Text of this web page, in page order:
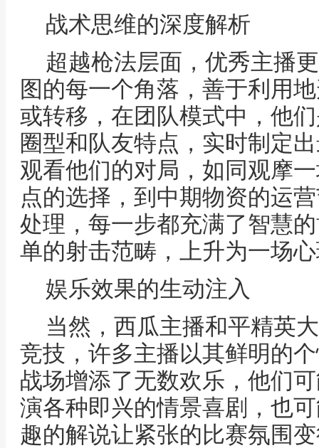
战术思维的深度解析
超越枪法层面，优秀主播
图的每一个角落，善于利用
或转移，在团队模式中，他
圈型和队友特点，实时制定
观看他们的对局，如同观摩
点的选择，到中期物资的运
处理，每一步都充满了智慧
单的射击范畴，上升为一场
娱乐效果的生动注入
当然，西瓜主播和平精英
竞技，许多主播以其鲜明的
战场增添了无数欢乐，他们
演各种即兴的情景喜剧，也
趣的解说让紧张的比赛氛围